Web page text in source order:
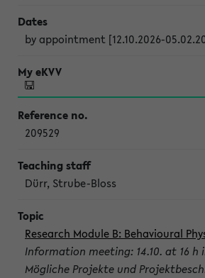
by appointment [12.10.2026-
209529
Dürr, Strube-Bloss
Research Module B: Behavioural
Information meeting: 14.10. at 16 h
Mögliche Projekte und